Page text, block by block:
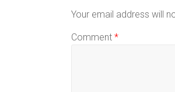
Your email address will
Comment *